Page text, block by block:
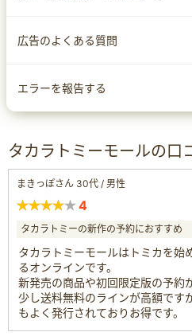
広告のよくある質問
エラーを報告する
タカラトミーモールの口
まきっぽさん 30代 / 男性
4
タカラトミーの新作の予約におすすめ
タカラトミーモールはトミカを始
るオンラインです。
新発売の商品や初回限定版の予約
少し送料無料のラインが高額です
もよく発行されておりお得です。